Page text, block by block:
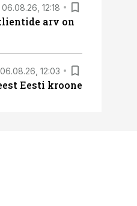
06.08.26, 12:18
arv on
06.08.26, 12:03
Eesti kroone